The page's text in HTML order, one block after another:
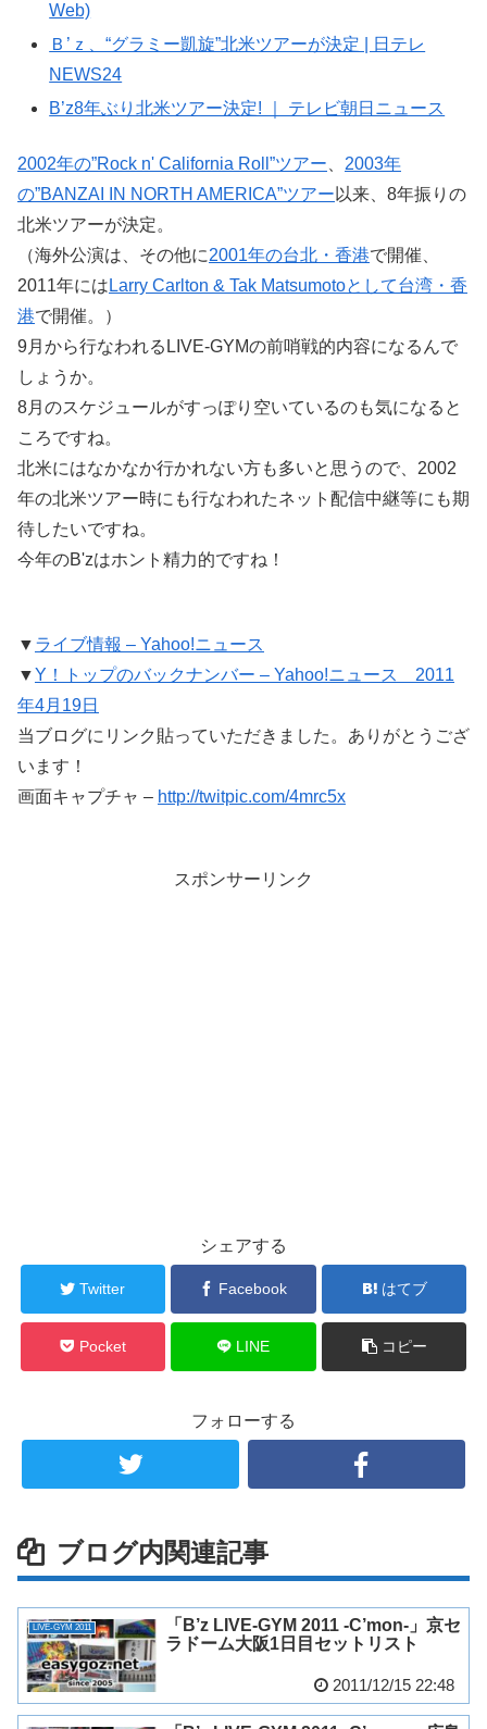
Web)
Ｂ’ｚ、“グラミー凱旋”北米ツアーが決定 | 日テレ
NEWS24
B’z8年ぶり北米ツアー決定! ｜ テレビ朝日ニュース
2002年の”Rock n' California Roll”ツアー
2003年
の”BANZAI IN NORTH AMERICA”ツアー 以来、8年振りの
北米ツアーが決定。
（海外公演は、その他に2001年の台北・香港で開催、
2011年には Larry Carlton & Tak Matsumotoとして台湾・香
港で開催。）
9月から行なわれるLIVE-GYMの前哨戦的内容になるんで
しょうか。
8月のスケジュールがすっぽり空いているのも気になると
ころですね。
北米にはなかなか行かれない方も多いと思うので、2002
年の北米ツアー時にも行なわれたネット配信中継等にも期
待したいですね。
今年のB'zはホント精力的ですね！
▼ ライブ情報 – Yahoo!ニュース
▼Y！トップのバックナンバー – Yahoo!ニュース 2011
年4月19日
当ブログにリンク貼っていただきました。ありがとうござ
います！
画面キャプチャ – http://twitpic.com/4mrc5x
スポンサーリンク
シェアする
Twitter Facebook はてブ
Pocket LINE コピー
フォローする
ブログ内関連記事
LIVE-GYM 2011
「B’z LIVE-GYM 2011 -C’mon-」京セ
ラドーム大阪1日目セットリスト
2011/12/15 22:48